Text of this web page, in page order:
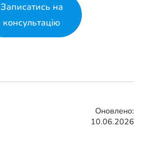
Записатись на
консультацію
Оновлено:
10.06.2026